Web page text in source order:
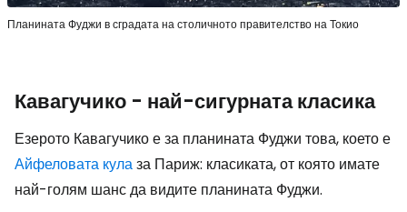
Планината Фуджи в сградата на столичното правителство на Токио
Кавагучико - най-сигурната класика
Езерото Кавагучико е за планината Фуджи това, което е
Айфеловата кулаза Париж: класиката, от която имате
най-голям шанс да видите планината Фуджи.